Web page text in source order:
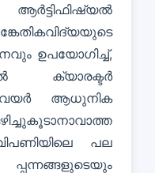
ഉപയോഗിച്ച്,
ക്യാരക്ടർ
ആധുനിക
പല